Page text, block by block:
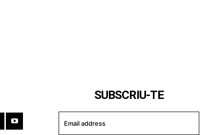
SUBSCRIU-TE